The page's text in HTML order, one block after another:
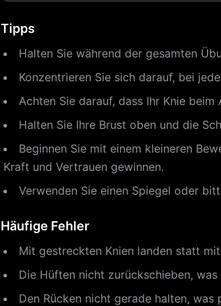
Tipps
Halten Sie während der gesamten
Konzentrieren Sie sich darauf, bei
Achten Sie darauf, dass Ihr Knie
Halten Sie Ihre Brust oben und die
Beginnen Sie mit einem kleineren
Kraft und Vertrauen gewinnen.
Verwenden Sie einen Spiegel oder
Häufige Fehler
Mit gestreckten Knien landen statt
Die Hüften nicht zurückschieben,
Den Rücken nicht gerade halten,